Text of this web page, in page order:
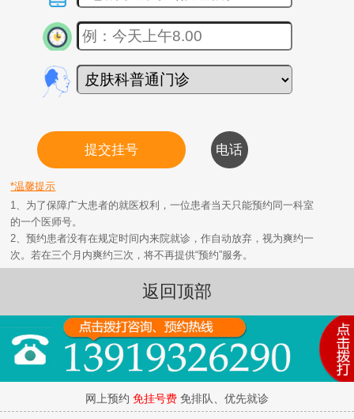
*温馨提示
1、为了保障广大患者的就医权利，一位患者当天只能预约同一科室
的一个医师号。
2、预约患者没有在规定时间内来院就诊，作自动放弃，视为爽约一
次。若在三个月内爽约三次，将不再提供“预约”服务。
返回顶部
网上预约 免挂号费 免排队、优先就诊